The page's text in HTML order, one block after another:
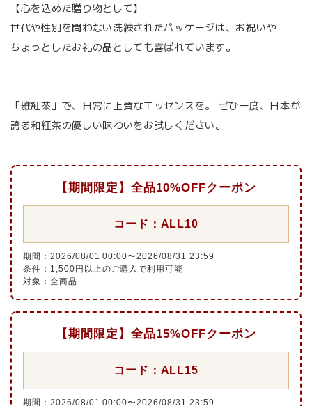
【心を込めた贈り物として】
世代や性別を問わない洗練されたパッケージは、お祝いや
ちょっとしたお礼の品としても喜ばれています。
「雅紅茶」で、日常に上質なエッセンスを。 ぜひ一度、日本が
誇る和紅茶の優しい味わいをお試しください。
【期間限定】全品10%OFFクーポン
コード：ALL10
期間：2026/08/01 00:00〜2026/08/31 23:59
条件：1,500円以上のご購入で利用可能
対象：全商品
【期間限定】全品15%OFFクーポン
コード：ALL15
期間：2026/08/01 00:00〜2026/08/31 23:59